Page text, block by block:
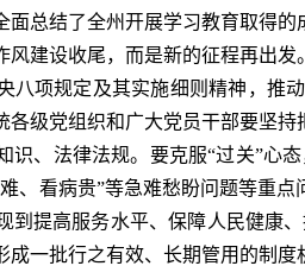
总结了全州开展学习教育取得的
风建设收尾，而是新的征程再出
八项规定及其实施细则精神，推
级党组织和广大党员干部要坚
识、法律法规。要克服“过关”心
、看病贵”等急难愁盼问题等重
到提高服务水平、保障人民健康
一批行之有效、长期管用的制